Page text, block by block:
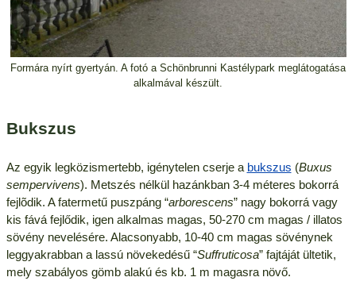
Formára nyírt gyertyán. A fotó a Schönbrunni Kastélypark meglátogatása
alkalmával készült.
Bukszus
Az egyik legközismertebb, igénytelen cserje a bukszus (Buxus
sempervivens). Metszés nélkül hazánkban 3-4 méteres bokorrá
fejlõdik. A fatermetű puszpáng “arborescens” nagy bokorrá vagy
kis fává fejlődik, igen alkalmas magas, 50-270 cm magas / illatos
sövény nevelésére. Alacsonyabb, 10-40 cm magas sövénynek
leggyakrabban a lassú növekedésű “Suffruticosa” fajtáját ültetik,
mely szabályos gömb alakú és kb. 1 m magasra növő.